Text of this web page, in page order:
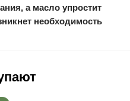
а масло упростит
необходимость